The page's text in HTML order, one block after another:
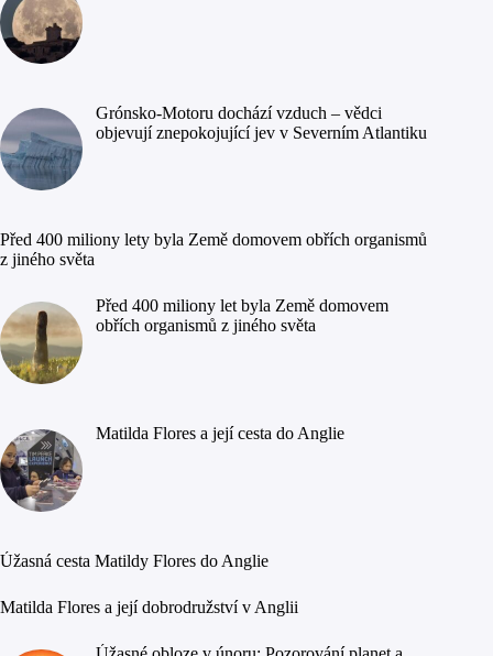
Grónsko-Motoru dochází vzduch – vědci
objevují znepokojující jev v Severním Atlantiku
Před 400 miliony lety byla Země domovem obřích organismů
z jiného světa
Před 400 miliony let byla Země domovem
obřích organismů z jiného světa
Matilda Flores a její cesta do Anglie
Úžasná cesta Matildy Flores do Anglie
Matilda Flores a její dobrodružství v Anglii